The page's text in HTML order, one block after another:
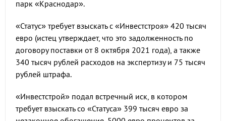
парк «Краснодар».
«Статус» требует взыскать с «Инвестстроя» 420 тысяч
евро (истец утверждает, что это задолженность по
договору поставки от 8 октября 2021 года), а также
340 тысяч рублей расходов на экспертизу и 75 тысяч
рублей штрафа.
«Инвестстрой» подал встречный иск, в котором
требует взыскать со «Статуса» 399 тысяч евро за